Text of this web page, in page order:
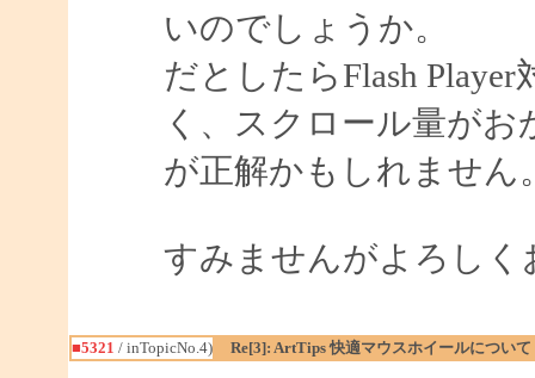
いのでしょうか。
だとしたらFlash
く、スクロール量が
が正解かもしれません
すみませんがよろしく
■5321 / inTopicNo.4) Re[3]: ArtTips 快適マウスホイールについて